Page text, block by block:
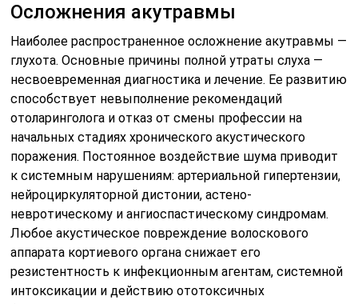
Осложнения акутравмы
Наиболее распространенное осложнение акутравмы —
глухота. Основные причины полной утраты слуха —
несвоевременная диагностика и лечение. Ее развитию
способствует невыполнение рекомендаций
отоларинголога и отказ от смены профессии на
начальных стадиях хронического акустического
поражения. Постоянное воздействие шума приводит
к системным нарушениям: артериальной гипертензии,
нейроциркуляторной дистонии, астено-
невротическому и ангиоспастическому синдромам.
Любое акустическое повреждение волоскового
аппарата кортиевого органа снижает его
резистентность к инфекционным агентам, системной
интоксикации и действию ототоксичных